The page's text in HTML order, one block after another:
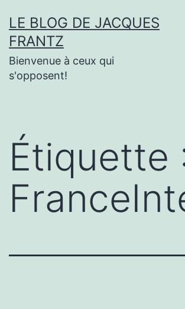
au
contenu
LE BLOG DE JACQUES
FRANTZ
Bienvenue à ceux qui
s'opposent!
Étiquette